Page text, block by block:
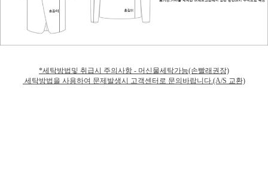
*세탁방법및 취급시 주의사항 - 머신물세탁가능(손빨래권장)
세탁방법을 사용하여 문제발생시 고객센터로 문의바랍니다.(A/S 교환)